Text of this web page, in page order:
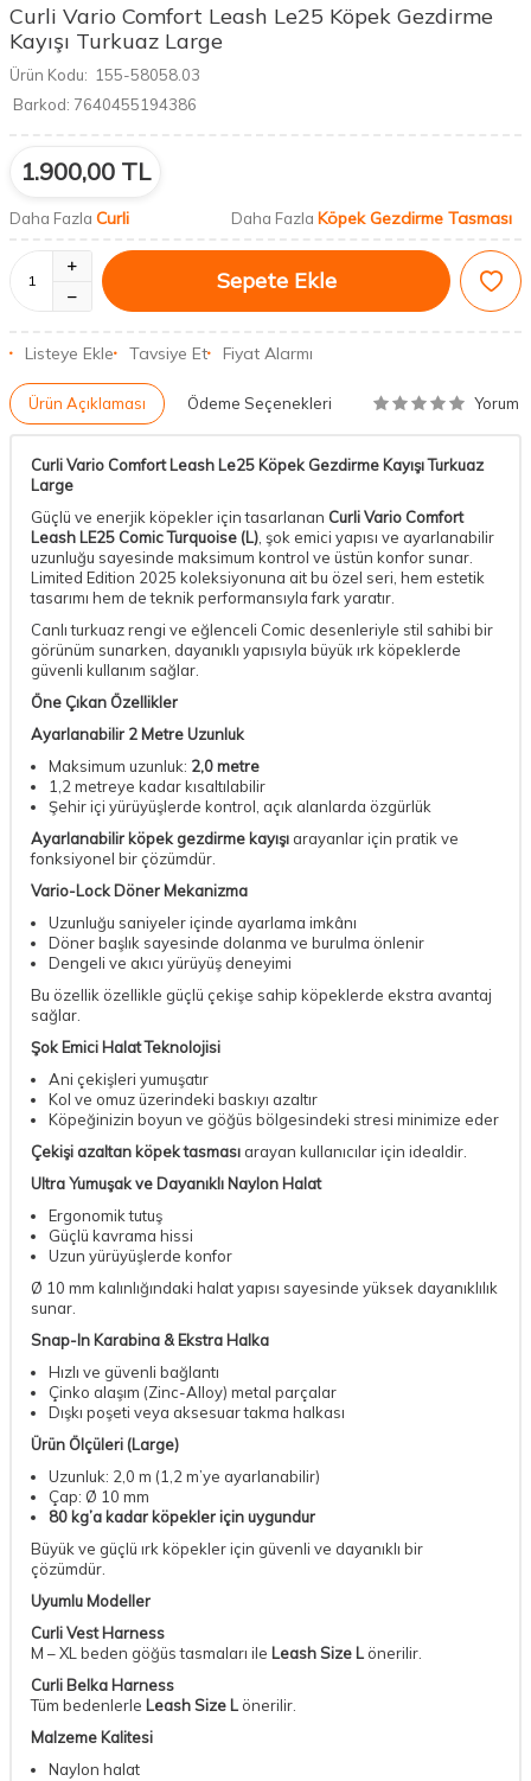
Curli Vario Comfort Leash Le25 Köpek Gezdirme
Kayışı Turkuaz Large
Ürün Kodu: 155-58058.03
Barkod: 7640455194386
1.900,00 TL
Daha Fazla Curli Daha Fazla Köpek Gezdirme Tasması
Sepete Ekle
Listeye Ekle Tavsiye Et Fiyat Alarmı
Ürün Açıklaması Ödeme Seçenekleri Yorum
Curli Vario Comfort Leash Le25 Köpek Gezdirme Kayışı Turkuaz
Large
Güçlü ve enerjik köpekler için tasarlanan Curli Vario Comfort
Leash LE25 Comic Turquoise (L) , şok emici yapısı ve ayarlanabilir
uzunluğu sayesinde maksimum kontrol ve üstün konfor sunar.
Limited Edition 2025 koleksiyonuna ait bu özel seri, hem estetik
tasarımı hem de teknik performansıyla fark yaratır.
Canlı turkuaz rengi ve eğlenceli Comic desenleriyle stil sahibi bir
görünüm sunarken, dayanıklı yapısıyla büyük ırk köpeklerde
güvenli kullanım sağlar.
Öne Çıkan Özellikler
Ayarlanabilir 2 Metre Uzunluk
Maksimum uzunluk: 2,0 metre
1,2 metreye kadar kısaltılabilir
Şehir içi yürüyüşlerde kontrol, açık alanlarda özgürlük
Ayarlanabilir köpek gezdirme kayışı arayanlar için pratik ve
fonksiyonel bir çözümdür.
Vario-Lock Döner Mekanizma
Uzunluğu saniyeler içinde ayarlama imkânı
Döner başlık sayesinde dolanma ve burulma önlenir
Dengeli ve akıcı yürüyüş deneyimi
Bu özellik özellikle güçlü çekişe sahip köpeklerde ekstra avantaj
sağlar.
Şok Emici Halat Teknolojisi
Ani çekişleri yumuşatır
Kol ve omuz üzerindeki baskıyı azaltır
Köpeğinizin boyun ve göğüs bölgesindeki stresi minimize eder
Çekişi azaltan köpek tasması arayan kullanıcılar için idealdir.
Ultra Yumuşak ve Dayanıklı Naylon Halat
Ergonomik tutuş
Güçlü kavrama hissi
Uzun yürüyüşlerde konfor
Ø 10 mm kalınlığındaki halat yapısı sayesinde yüksek dayanıklılık
sunar.
Snap-In Karabina & Ekstra Halka
Hızlı ve güvenli bağlantı
Çinko alaşım (Zinc-Alloy) metal parçalar
Dışkı poşeti veya aksesuar takma halkası
Ürün Ölçüleri (Large)
Uzunluk: 2,0 m (1,2 m’ye ayarlanabilir)
Çap: Ø 10 mm
80 kg’a kadar köpekler için uygundur
Büyük ve güçlü ırk köpekler için güvenli ve dayanıklı bir
çözümdür.
Uyumlu Modeller
Curli Vest Harness
M – XL beden göğüs tasmaları ile Leash Size L önerilir.
Curli Belka Harness
Tüm bedenlerle Leash Size L önerilir.
Malzeme Kalitesi
Naylon halat